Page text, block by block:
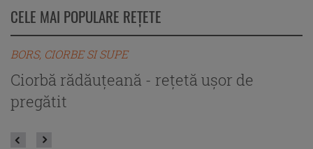
CELE MAI POPULARE REȚETE
BORS, CIORBE SI SUPE
Ciorbă rădăuțeană - rețetă ușor de
pregătit